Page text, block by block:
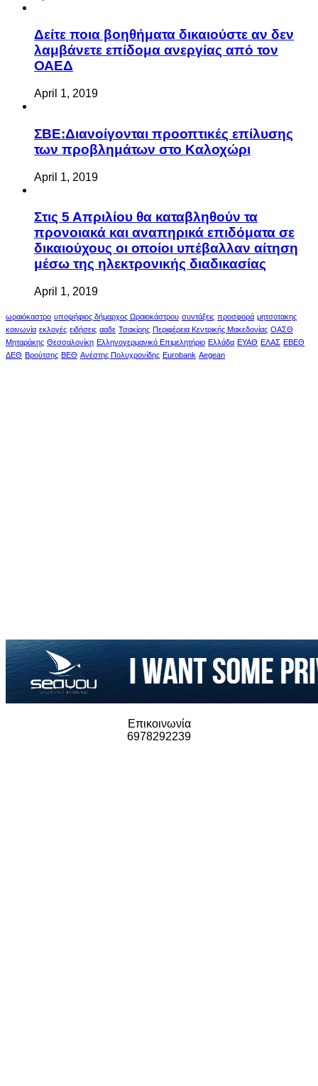
Δείτε ποια βοηθήματα δικαιούστε αν δεν
λαμβάνετε επίδομα ανεργίας από τον
ΟΑΕΔ
April 1, 2019
ΣΒΕ:Διανοίγονται προοπτικές επίλυσης
των προβλημάτων στο Καλοχώρι
April 1, 2019
Στις 5 Απριλίου θα καταβληθούν τα
προνοιακά και αναπηρικά επιδόματα σε
δικαιούχους οι οποίοι υπέβαλλαν αίτηση
μέσω της ηλεκτρονικής διαδικασίας
April 1, 2019
ωραιόκαστρο υποψήφιος δήμαρχος Ωραιοκάστρου συντάξεις προσφορά μητσοτακης
κοινωνία εκλογές ειδήσεις ααδε Τσακίρης Περιφέρεια Κεντρικής Μακεδονίας ΟΑΣΘ
Μηταράκης Θεσσαλονίκη Ελληνογερμανικό Επιμελητήριο Ελλάδα ΕΥΑΘ ΕΛΑΣ ΕΒΕΘ
ΔΕΘ Βρούτσης ΒΕΘ Ανέστης Πολυχρονίδης Eurobank Aegean
Επικοινωνία
6978292239